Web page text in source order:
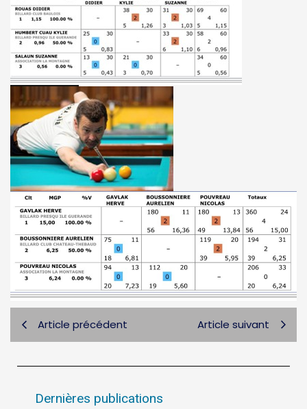
Dernières publications
Article précédent Article suivant